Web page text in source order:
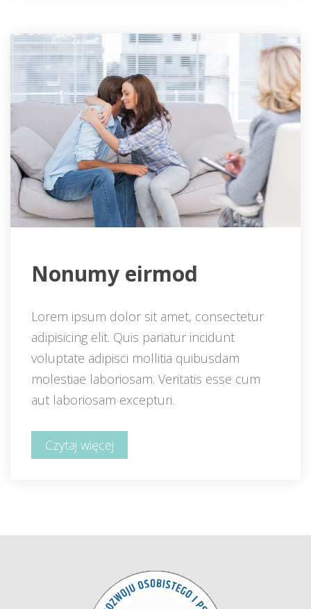
Nonumy eirmod
Lorem ipsum dolor sit amet, consectetur
adipisicing elit. Quis pariatur incidunt
voluptate adipisci mollitia quibusdam
molestiae laboriosam. Veritatis esse cum
aut laboriosam excepturi.
Czytaj więcej